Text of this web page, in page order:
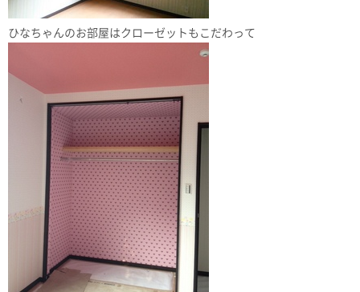
ひなちゃんのお部屋はクローゼットもこだわって